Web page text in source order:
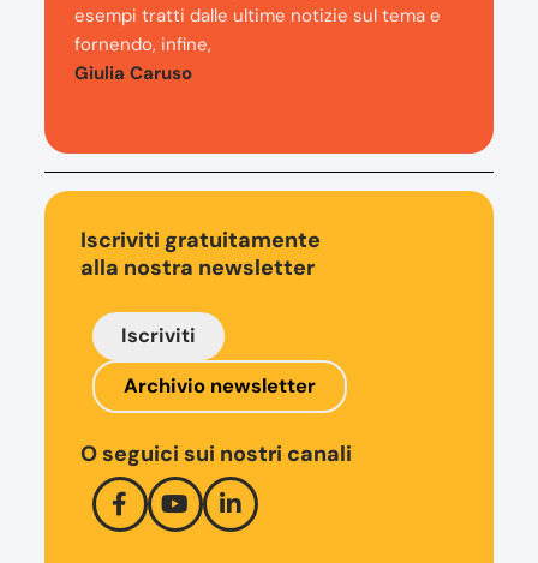
esempi tratti dalle ultime notizie sul tema e
fornendo, infine,
Giulia Caruso
Iscriviti gratuitamente
alla nostra newsletter
Iscriviti
Archivio newsletter
O seguici sui nostri canali